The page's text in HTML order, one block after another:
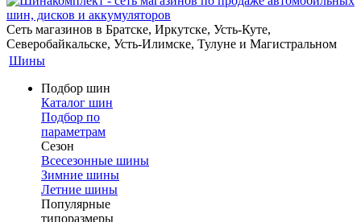
Сеть магазинов в Братске, Иркутске, Усть-Куте,
Северобайкальске, Усть-Илимске, Тулуне и Магистральном
Шины
Подбор шин
Каталог шин
Подбор по
параметрам
Сезон
Всесезонные шины
Зимние шины
Летние шины
Популярные
типоразмеры